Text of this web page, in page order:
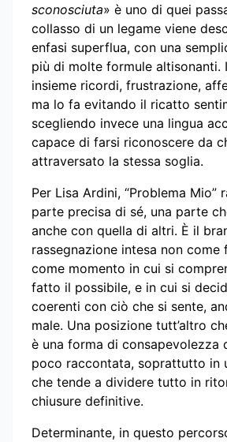
sconosciuta» è uno di quei
collasso di un legame viene
enfasi superflua, con una
più di molte formule altisonanti.
insieme ricordi, frustrazione,
ma lo fa evitando il ricatto
scegliendo invece una lingua
capace di farsi riconoscere da
attraversato la stessa soglia.
Per Lisa Ardini, “Problema Mio”
parte precisa di sé, una parte
anche con quella di altri. È il
rassegnazione intesa non come
come momento in cui si
fatto il possibile, e in cui si
coerenti con ciò che si sente,
male. Una posizione tutt’altro
è una forma di consapevolezza
poco raccontata, soprattutto in
che tende a dividere tutto in
chiusure definitive.
Determinante, in questo